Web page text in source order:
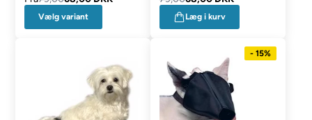
Vælg variant Læg i kurv
- 15%